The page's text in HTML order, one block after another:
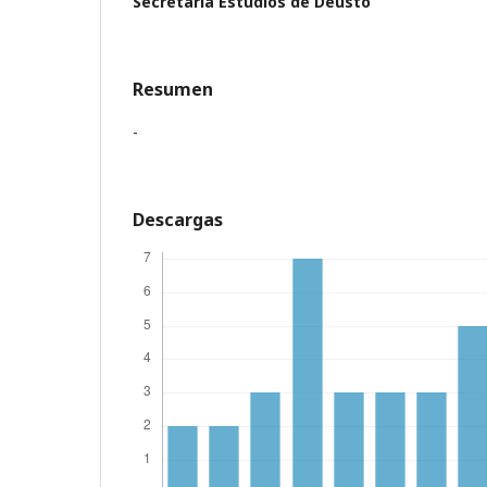
Resumen
-
Descargas